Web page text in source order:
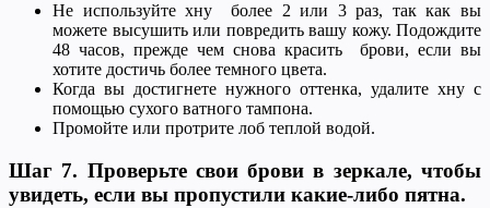
Не используйте хну более 2 или 3 раз, так как вы
можете высушить или повредить вашу кожу. Подождите
48 часов, прежде чем снова красить брови, если вы
хотите достичь более темного цвета.
Когда вы достигнете нужного оттенка, удалите хну с
помощью сухого ватного тампона.
Промойте или протрите лоб теплой водой.
Шаг 7. Проверьте свои брови в зеркале, чтобы
увидеть, если вы пропустили какие-либо пятна.